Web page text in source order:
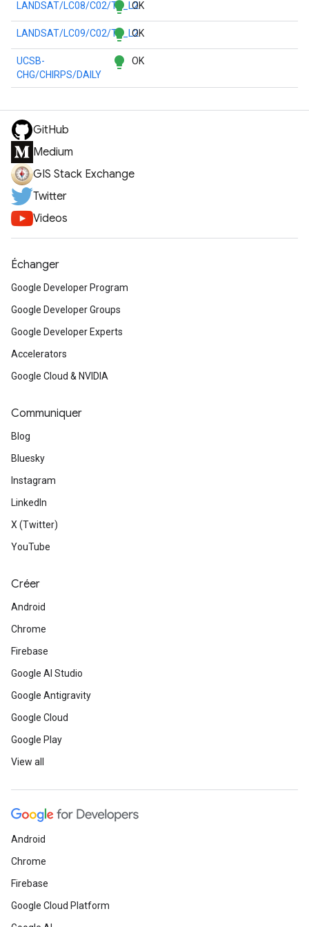
LANDSAT/LC08/C02/T1_L2
lightbulb OK
LANDSAT/LC09/C02/T1_L2
lightbulb OK
UCSB-
CHG/CHIRPS/DAILY
lightbulb OK
GitHub
Medium
GIS Stack Exchange
Twitter
Videos
Échanger
Google Developer Program
Google Developer Groups
Google Developer Experts
Accelerators
Google Cloud & NVIDIA
Communiquer
Blog
Bluesky
Instagram
LinkedIn
X (Twitter)
YouTube
Créer
Android
Chrome
Firebase
Google AI Studio
Google Antigravity
Google Cloud
Google Play
View all
Android
Chrome
Firebase
Google Cloud Platform